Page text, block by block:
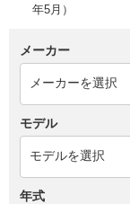
年5月）
メーカー
モデル
年式